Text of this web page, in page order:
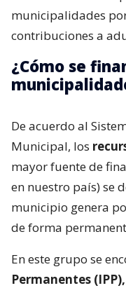
municipalidades
contribuciones a
¿Cómo se
De acuerdo al
Municipal, los
mayor fuente de
en nuestro país) se
municipio genera
de forma
En este grupo se
Permanentes (IPP),